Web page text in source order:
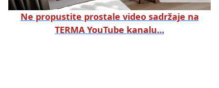
Ne propustite prostale video sadržaje na
TERMA YouTube kanalu...